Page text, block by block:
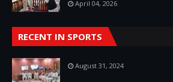
April 04, 2026
RECENT IN SPORTS
August 31, 2024